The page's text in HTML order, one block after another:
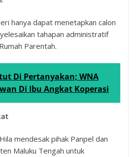
hanya dapat menetapkan calon
tahapan administratif
Parentah.
Di Pertanyakan; WNA
Di Ibu Angkat Koperasi
mendesak pihak Panpel dan
Maluku Tengah untuk